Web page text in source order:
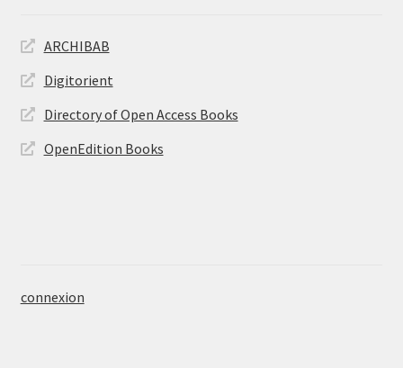
ARCHIBAB
Digitorient
Directory of Open Access Books
OpenEdition Books
connexion